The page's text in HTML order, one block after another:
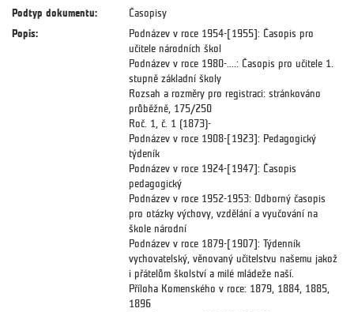
Podtyp dokumentu:
Časopisy
Popis:
Podnázev v roce 1954-[1955]: Časopis pro
učitele národních škol
Podnázev v roce 1980-....: Časopis pro učitele 1.
stupně základní školy
Rozsah a rozměry pro registraci: stránkováno
průběžně, 175/250
Roč. 1, č. 1 (1873)-
Podnázev v roce 1908-[1923]: Pedagogický
týdeník
Podnázev v roce 1924-[1947]: Časopis
pedagogický
Podnázev v roce 1952-1953: Odborný časopis
pro otázky výchovy, vzdělání a vyučování na
škole národní
Podnázev v roce 1879-[1907]: Týdenník
vychovatelský, věnovaný učitelstvu našemu jakož
i přátelům školství a milé mládeže naší.
Příloha Komenského v roce: 1879, 1884, 1885,
1896